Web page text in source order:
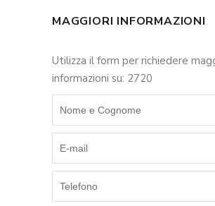
MAGGIORI INFORMAZIONI
Utilizza il form per richiedere
informazioni su: 2720